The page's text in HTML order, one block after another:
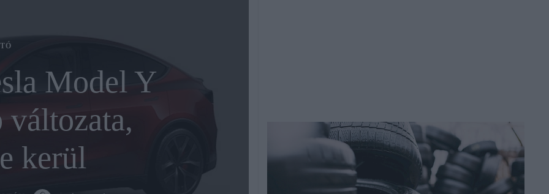
Model Y
változata,
kerül